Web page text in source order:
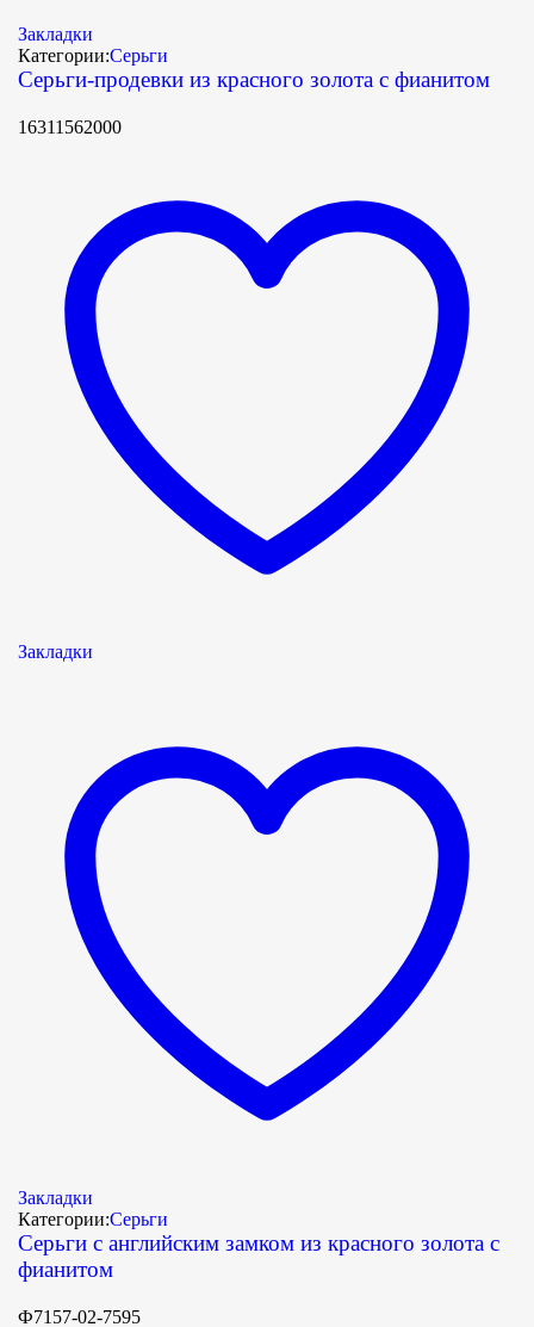
Закладки
Категории:Серьги
Серьги-продевки из красного золота с фианитом
16311562000
Закладки
Закладки
Категории:Серьги
Серьги с английским замком из красного золота с
фианитом
Ф7157-02-7595